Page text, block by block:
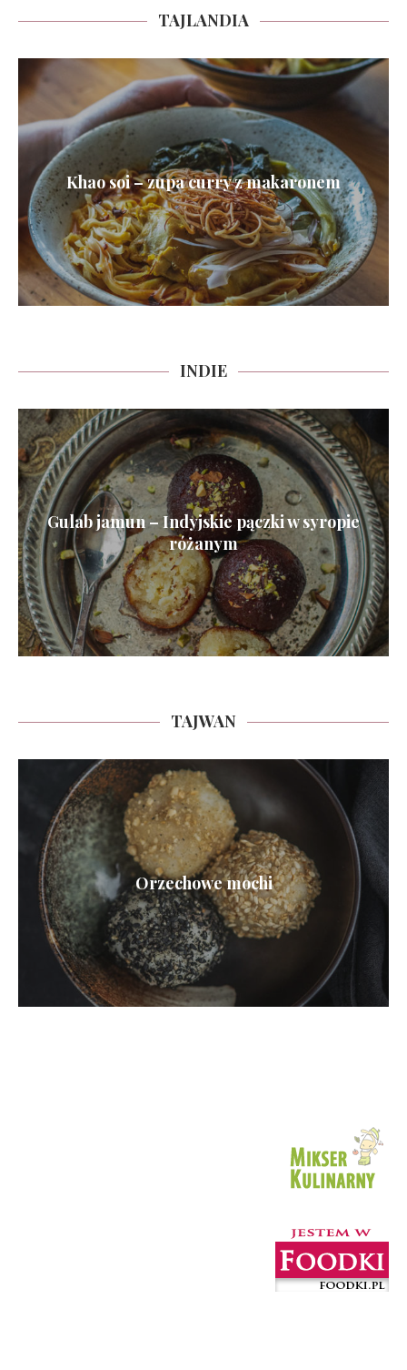
TAJLANDIA
Khao soi – zupa curry z makaronem
INDIE
Gulab jamun – Indyjskie pączki w syropie
różanym
TAJWAN
Orzechowe mochi